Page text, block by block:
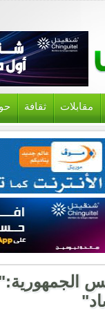
مقابلات ثقافة